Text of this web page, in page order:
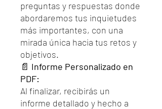
preguntas y respuestas donde
abordaremos tus inquietudes
más importantes, con una
mirada única hacia tus retos y
objetivos.
📄 Informe Personalizado en
PDF:
Al finalizar, recibirás un
informe detallado y hecho a